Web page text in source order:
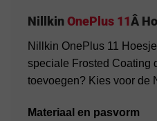
NillkinOnePlus 11Â
Nillkin OnePlus 11
speciale Frosted Coating
toevoegen? Kies voor de
Materiaal en pasvorm